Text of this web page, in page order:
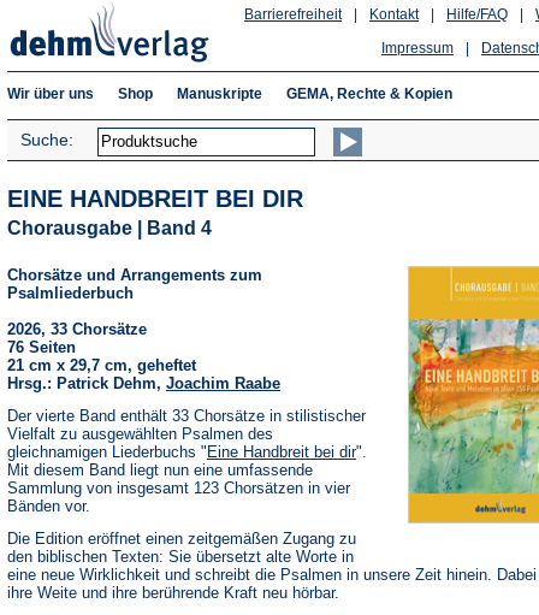
Hilfe/FAQ
Kontakt
Barrierefreiheit
Impressum
Wir über uns Shop Manuskripte GEMA, Rechte & Kopien
Suche:
EINE HANDBREIT BEI DIR
Chorausgabe | Band 4
Chorsätze und Arrangements zum
Psalmliederbuch
2026, 33 Chorsätze
76 Seiten
21 cm x 29,7 cm, geheftet
Hrsg.: Patrick Dehm, Joachim Raabe
Der vierte Band enthält 33 Chorsätze in stilistischer
Vielfalt zu ausgewählten Psalmen des
gleichnamigen Liederbuchs " Eine Handbreit bei dir".
Mit diesem Band liegt nun eine umfassende
Sammlung von insgesamt 123 Chorsätzen in vier
Bänden vor.
Die Edition eröffnet einen zeitgemäßen Zugang zu
den biblischen Texten: Sie übersetzt alte Worte in
eine neue Wirklichkeit und schreibt die Psalmen in unsere Zeit hinein. Dabei
ihre Weite und ihre berührende Kraft neu hörbar.